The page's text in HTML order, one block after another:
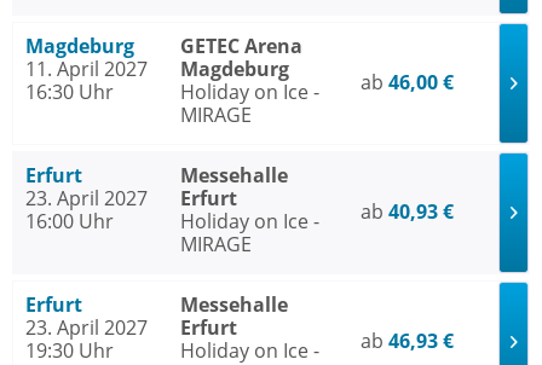
Magdeburg
11. April 2027
16:30 Uhr
GETEC Arena
Magdeburg
Holiday on Ice -
MIRAGE
ab 46,00 €
Erfurt
23. April 2027
16:00 Uhr
Messehalle
Erfurt
Holiday on Ice -
MIRAGE
ab 40,93 €
Erfurt
23. April 2027
19:30 Uhr
Messehalle
Erfurt
Holiday on Ice -
ab 46,93 €